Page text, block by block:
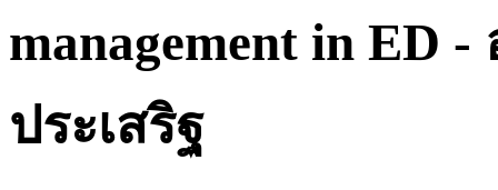
management in ED
ประเสริฐ